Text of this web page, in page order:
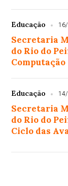
Educação
Secretaria
do Rio do
Computação
Educação
Secretaria
do Rio do
Ciclo das